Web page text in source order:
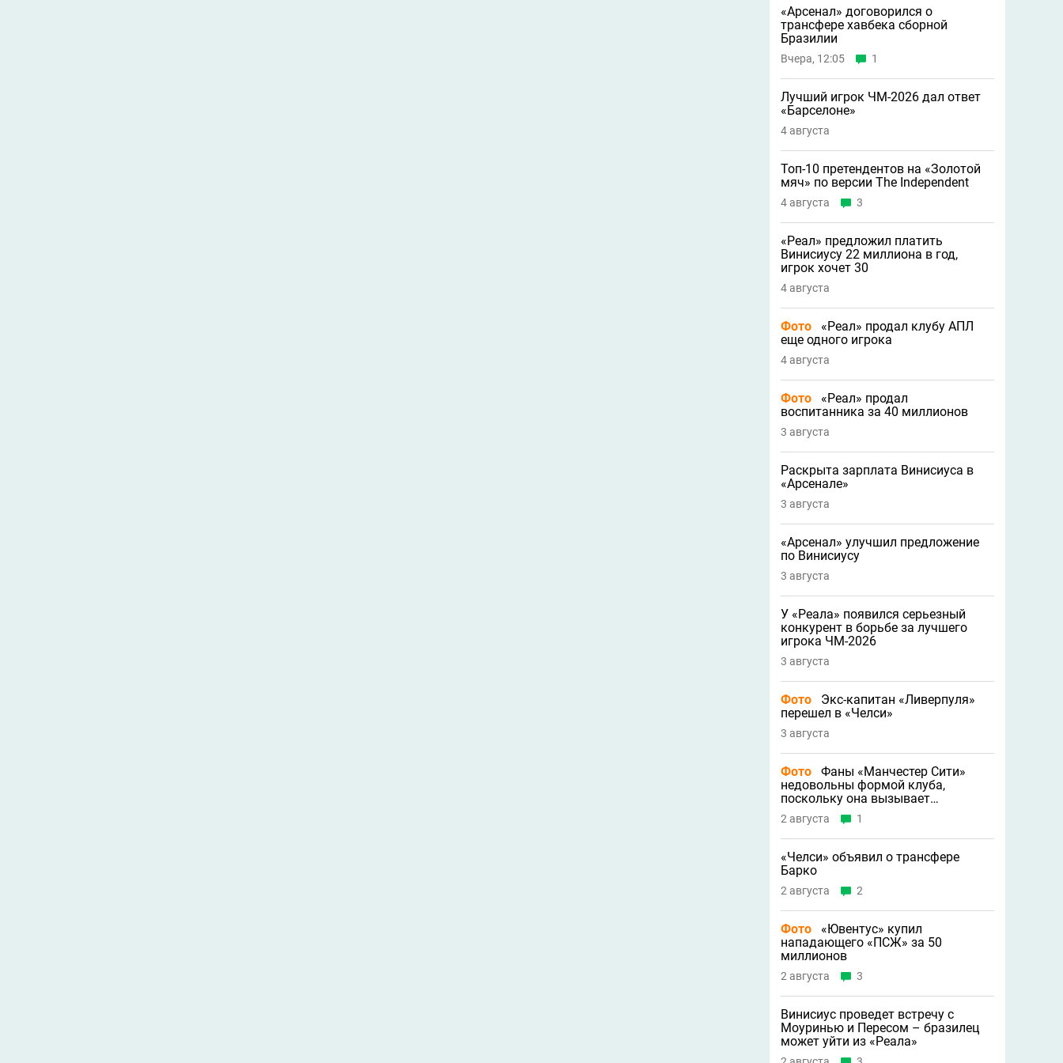
«Арсенал» договорился о
трансфере хавбека сборной
Бразилии
Вчера, 12:05 1
Лучший игрок ЧМ-2026 дал ответ
«Барселоне»
4 августа
Топ-10 претендентов на «Золотой
мяч» по версии The Independent
4 августа 3
«Реал» предложил платить
Винисиусу 22 миллиона в год,
игрок хочет 30
4 августа
Фото
«Реал» продал клубу АПЛ
еще одного игрока
4 августа
Фото
«Реал» продал
воспитанника за 40 миллионов
3 августа
Раскрыта зарплата Винисиуса в
«Арсенале»
3 августа
«Арсенал» улучшил предложение
по Винисиусу
3 августа
У «Реала» появился серьезный
конкурент в борьбе за лучшего
игрока ЧМ-2026
3 августа
Фото
Экс-капитан «Ливерпуля»
перешел в «Челси»
3 августа
Фото
Фаны «Манчестер Сити»
недовольны формой клуба,
поскольку она вызывает
трипофобию
2 августа 1
«Челси» объявил о трансфере
Барко
2 августа 2
Фото
«Ювентус» купил
нападающего «ПСЖ» за 50
миллионов
2 августа 3
Винисиус проведет встречу с
Моуринью и Пересом – бразилец
может уйти из «Реала»